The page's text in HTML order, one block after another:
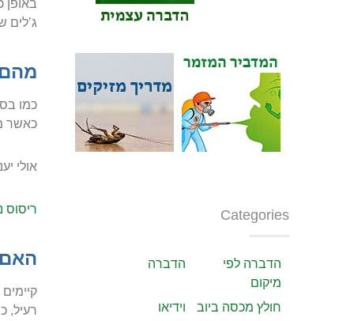
באופן
ג’לים
מהם
כמו
כאשר
אולי
ריסוס
האם
רעיל,
Categories
הדברה
הדברה לפי
מיקום
וידיאו
חולץ מכסה ביוב